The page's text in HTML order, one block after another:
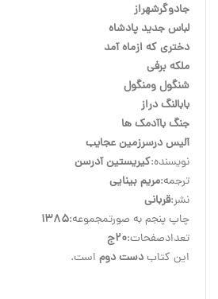
جادوگرشهراز
لباس جدید پادشاه
دختری که ازماه آمد
ملکه برفی
شنگول ومنگول
بابالنگ دراز
جنگ باآدمک ها
آلیس درسرزمین عجایب
نویسنده:کیریستین آدرسن
ترجمه:مریم بینایی
نشر:قربانی
چاپ پنجم به صورتمجموعه:1385
تعدادصفحات:20ج
این کتاب دست دوم